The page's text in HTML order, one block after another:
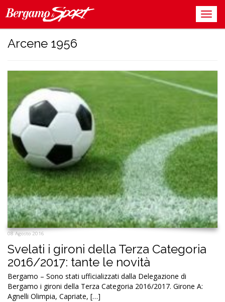
Arcene 1956
08 Agosto 2016
Svelati i gironi della Terza Categoria
2016/2017: tante le novità
Bergamo – Sono stati ufficializzati dalla Delegazione di
Bergamo i gironi della Terza Categoria 2016/2017. Girone A:
Agnelli Olimpia, Capriate, […]